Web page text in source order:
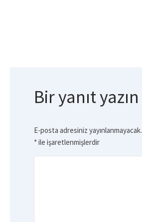
Bir yanıt yazın
E-posta adresiniz yayınlanmayacak.
*ile işaretlenmişlerdir